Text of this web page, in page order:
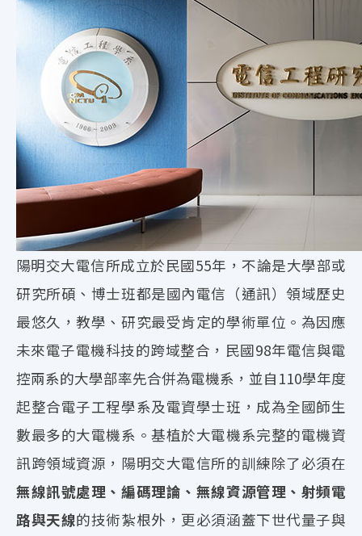
陽明交大電信所成立於民國55年，不論是大學部或
研究所碩、博士班都是國內電信（通訊）領域歷史
最悠久，教學、研究最受肯定的學術單位。為因應
未來電子電機科技的跨域整合，民國98年電信與電
控兩系的大學部率先合併為電機系，並自110學年度
起整合電子工程學系及電資學士班，成為全國師生
數最多的大電機系。基植於大電機系完整的電機資
訊跨領域資源，陽明交大電信所的訓練除了必須在
無線訊號處理、編碼理論、無線資源管理、射頻電
路與天線的技術紮根外，更必須涵蓋下世代量子與